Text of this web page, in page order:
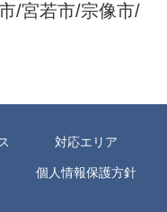
/宮若市/宗像市/
対応エリア
個人情報保護方針